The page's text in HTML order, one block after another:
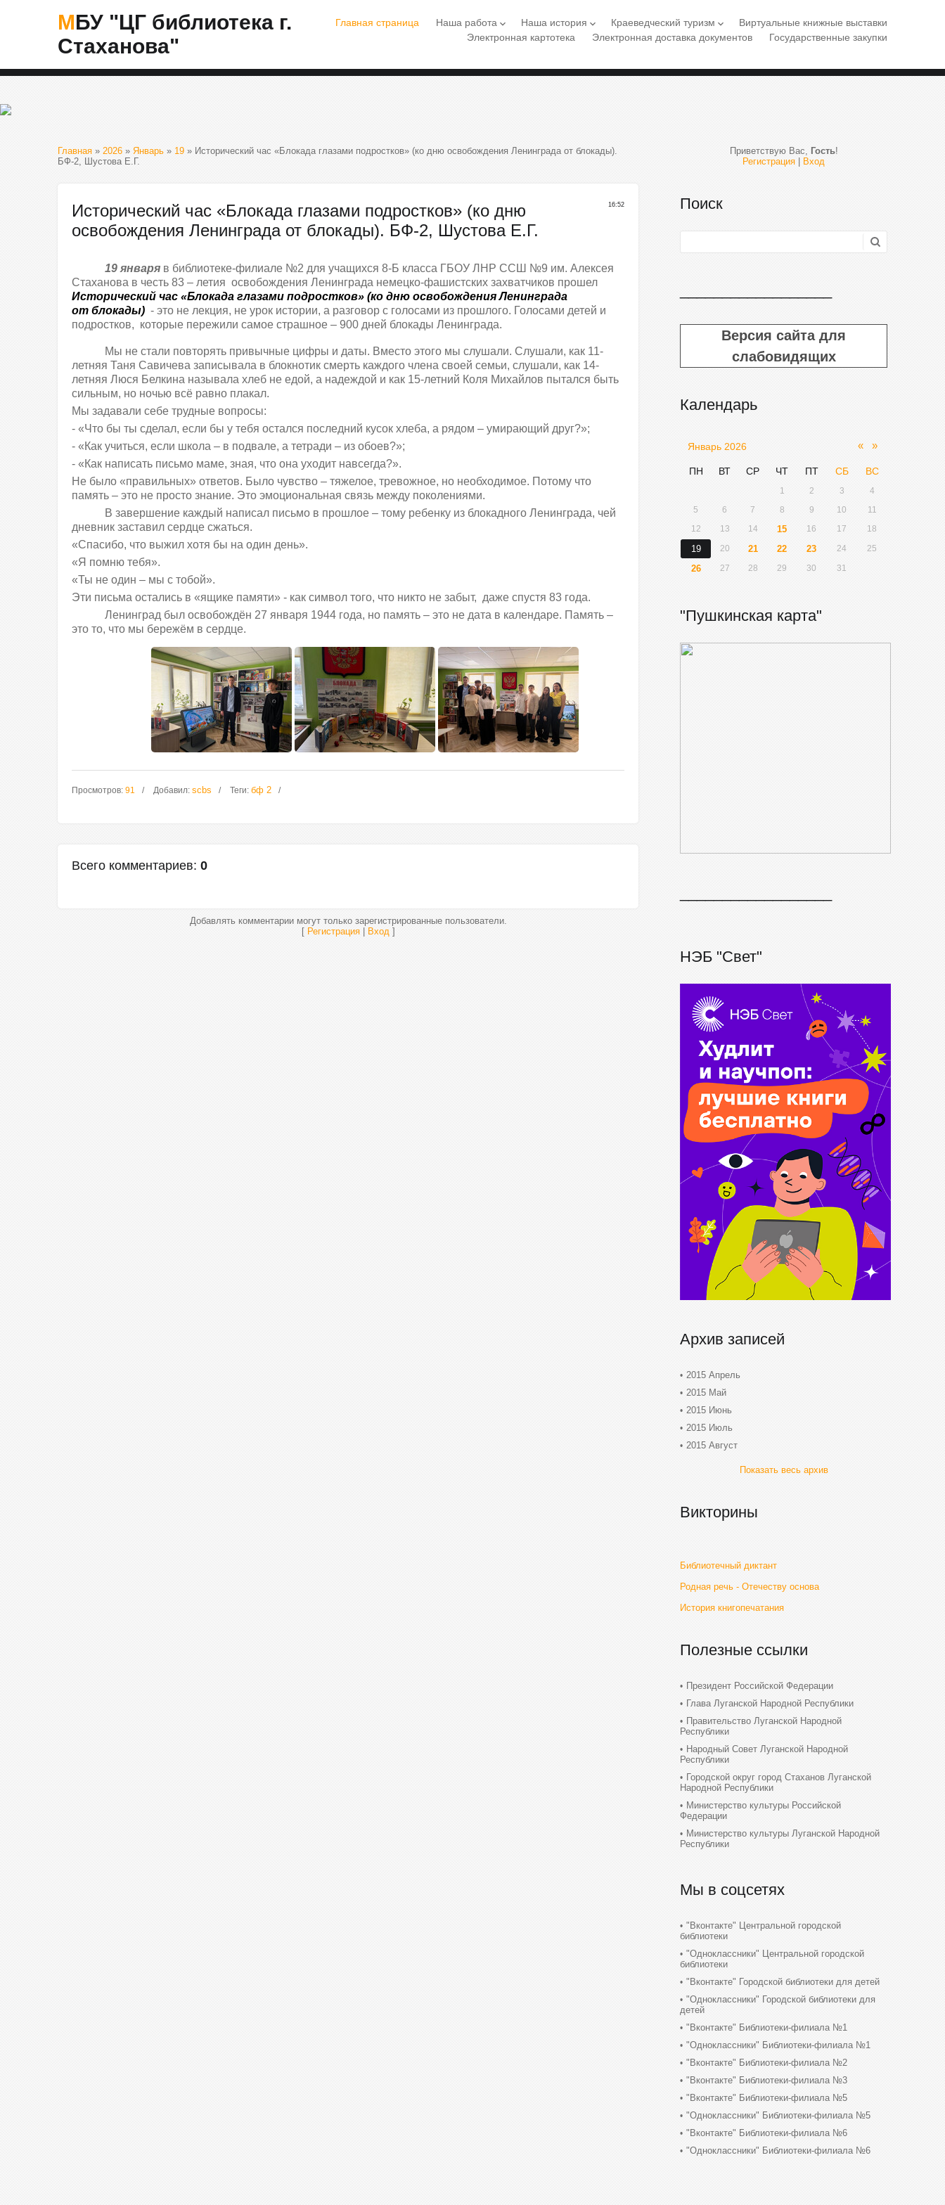
МБУ "ЦГ библиотека г.
Стаханова"
Главная страница Наша работа keyboard_arrow_down Наша история keyboard_arrow_down Краеведческий туризм keyboard_arrow_down
Виртуальные книжные выставки
Электронная картотека
Электронная доставка документов Государственные закупки
Главная » 2026 » Январь » 19 » Исторический час «Блокада глазами подростков» (ко дню освобождения Ленинграда от блокады).
БФ-2, Шустова Е.Г.
16:52
Исторический час «Блокада глазами подростков» (ко дню
освобождения Ленинграда от блокады). БФ-2, Шустова Е.Г.
19 января в библиотеке-филиале №2 для учащихся 8-Б класса ГБОУ ЛНР ССШ №9 им. Алексея
Стаханова в честь 83 – летия освобождения Ленинграда немецко-фашистских захватчиков прошел
Исторический час «Блокада глазами подростков» (ко дню освобождения Ленинграда
от блокады) - это не лекция, не урок истории, а разговор с голосами из прошлого. Голосами детей и
подростков, которые пережили самое страшное – 900 дней блокады Ленинграда.
Мы не стали повторять привычные цифры и даты. Вместо этого мы слушали. Слушали, как 11-
летняя Таня Савичева записывала в блокнотик смерть каждого члена своей семьи, слушали, как 14-
летняя Люся Белкина называла хлеб не едой, а надеждой и как 15-летний Коля Михайлов пытался быть
сильным, но ночью всё равно плакал.
Мы задавали себе трудные вопросы:
- «Что бы ты сделал, если бы у тебя остался последний кусок хлеба, а рядом – умирающий друг?»;
- «Как учиться, если школа – в подвале, а тетради – из обоев?»;
- «Как написать письмо маме, зная, что она уходит навсегда?».
Не было «правильных» ответов. Было чувство – тяжелое, тревожное, но необходимое. Потому что
память – это не просто знание. Это эмоциональная связь между поколениями.
В завершение каждый написал письмо в прошлое – тому ребенку из блокадного Ленинграда, чей
дневник заставил сердце сжаться.
«Спасибо, что выжил хотя бы на один день».
«Я помню тебя».
«Ты не один – мы с тобой».
Эти письма остались в «ящике памяти» - как символ того, что никто не забыт, даже спустя 83 года.
Ленинград был освобождён 27 января 1944 года, но память – это не дата в календаре. Память –
это то, что мы бережём в сердце.
Просмотров: 91 Добавил: scbs Теги: бф 2
Всего комментариев: 0
Добавлять комментарии могут только зарегистрированные пользователи.
[ Регистрация| Вход]
Приветствую Вас, Гость!
Регистрация
Вход
Поиск
Версия сайта для
слабовидящих
Календарь
«
Январь 2026 »
ПН ВТ СР ЧТ ПТ СБ ВС
1 2 3
4
5
6 7 8 9 10
11
12
13 14 15 16 17 18
19 20 21 22 23 24 25
26 27 28 29 30 31
"Пушкинская карта"
НЭБ "Свет"
Архив записей
2015 Апрель
2015 Май
2015 Июнь
2015 Июль
2015 Август
Показать весь архив
Викторины
Библиотечный диктант
Родная речь - Отечеству основа
История книгопечатания
Полезные ссылки
Президент Российской Федерации
Глава Луганской Народной Республики
Правительство Луганской Народной
Республики
Народный Совет Луганской Народной
Республики
Городской округ город Стаханов Луганской
Народной Республики
Министерство культуры Российской
Федерации
Министерство культуры Луганской Народной
Республики
Мы в соцсетях
"Вконтакте" Центральной городской
библиотеки
"Одноклассники" Центральной городской
библиотеки
"Вконтакте" Городской библиотеки для детей
"Одноклассники" Городской библиотеки для
детей
"Вконтакте" Библиотеки-филиала №1
"Одноклассники" Библиотеки-филиала №1
"Вконтакте" Библиотеки-филиала №2
"Вконтакте" Библиотеки-филиала №3
"Вконтакте" Библиотеки-филиала №5
"Одноклассники" Библиотеки-филиала №5
"Вконтакте" Библиотеки-филиала №6
"Одноклассники" Библиотеки-филиала №6